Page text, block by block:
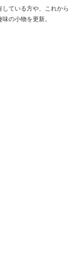
ている方や、これから
の小物を更新。